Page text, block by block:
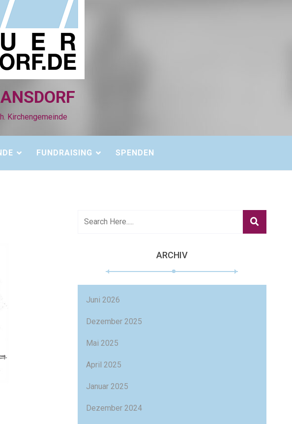
Kirchengemeinde
FUNDRAISING SPENDEN
ARCHIV
Juni 2026
Dezember 2025
Mai 2025
April 2025
Januar 2025
Dezember 2024